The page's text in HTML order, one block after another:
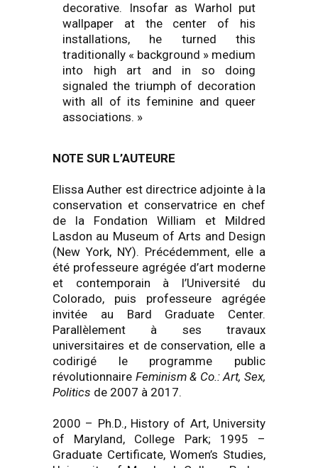
decorative. Insofar as Warhol put
wallpaper at the center of his
installations, he turned this
traditionally « background » medium
into high art and in so doing
signaled the triumph of decoration
with all of its feminine and queer
associations. »
NOTE SUR L’AUTEURE
Elissa Auther est directrice adjointe à la
conservation et conservatrice en chef
de la Fondation William et Mildred
Lasdon au Museum of Arts and Design
(New York, NY). Précédemment, elle a
été professeure agrégée d’art moderne
et contemporain à l’Université du
Colorado, puis professeure agrégée
invitée au Bard Graduate Center.
Parallèlement à ses travaux
universitaires et de conservation, elle a
codirigé le programme public
révolutionnaire Feminism & Co.: Art, Sex,
Politics de 2007 à 2017.
2000 – Ph.D., History of Art, University
of Maryland, College Park; 1995 –
Graduate Certificate, Women’s Studies,